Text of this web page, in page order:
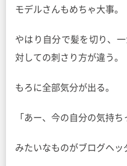
モデルさんもめちゃ大事。
やはり自分で髪を切り、
対しての刺さり方が違う。
もろに全部気分が出る。
「あー、今の自分の気持ち
みたいなものがブログヘッ